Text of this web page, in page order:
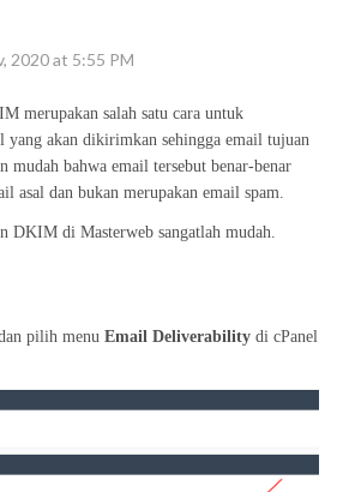
2020 at 5:55 PM
merupakan salah satu cara untuk
yang akan dikirimkan sehingga email tujuan
mudah bahwa email tersebut benar-benar
asal dan bukan merupakan email spam.
DKIM di Masterweb sangatlah mudah.
pilih menu Email Deliverability di cPanel